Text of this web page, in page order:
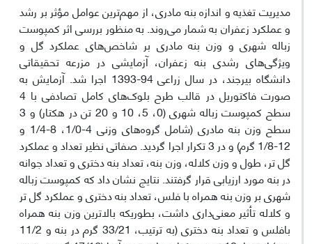
مدیریت تغذیه و اندازه بنه مادری، از مهم‌ترین عوامل مؤثر بر رشد
و عملکرد زعفران به شمار می‌روند. به منظور بررسی اثر کمپوست
زباله شهری و وزن‌ بنه مادری بر شاخص‌های عملکرد گل و
ویژگی‌های رشدی بنه زعفران، آزمایشی در مزرعه تحقیقاتی
دانشگاه بیرجند، در سال زراعی 94-1393 اجرا شد. آزمایش به
صورت فاکتوریل در قالب طرح بلوک‌های کامل تصادفی با 4
سطح کمپوست زباله شهری (0، 5، 10 و 20 تن در هکتار) و 3
سطح وزن بنه مادری (شامل گروه‌های وزنی 4-1/0، 8-1/4 و
12-1/8 گرم) و در 3 تکرار اجرا گردید. صفاتی نظیر تعداد و عملکرد
گل تر، طول و وزن کلاله، وزن بنه، تعداد بنه دختری و تعداد جوانه
در بنه مورد ارزیابی قرار گرفتند. نتایج نشان داد که کمپوست زباله
شهری بر وزن بنه همراه با فلس، تعداد بنه دختری و عملکرد گل تر
و کلاله تأثیر معنی‌داری داشت، بطوریکه بالاترین وزن بنه همراه
بافلس و تعداد بنه دختری (به ترتیب، 33/21 گرم در بنه و 11/2